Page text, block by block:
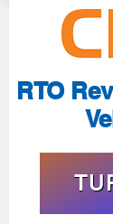
RTO